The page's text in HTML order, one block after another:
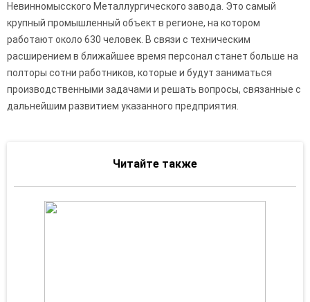
Невинномысского Металлургического завода. Это самый
крупный промышленный объект в регионе, на котором
работают около 630 человек. В связи с техническим
расширением в ближайшее время персонал станет больше на
полторы сотни работников, которые и будут заниматься
производственными задачами и решать вопросы, связанные с
дальнейшим развитием указанного предприятия.
Читайте также